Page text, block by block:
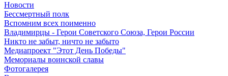
Новости
Бессмертный полк
Вспомним всех поименно
Владимирцы - Герои Советского Союза, Герои России
Никто не забыт, ничто не забыто
Медиапроект "Этот День Победы"
Мемориалы воинской славы
Фотогалерея